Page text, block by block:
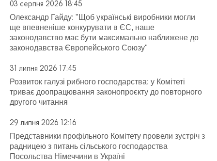
03 серпня 2026 18:45
Олександр Гайду: "Щоб українські виробники могли
ще впевненіше конкурувати в ЄС, наше
законодавство має бути максимально наближене до
законодавства Європейського Союзу"
31 липня 2026 17:45
Розвиток галузі рибного господарства: у Комітеті
триває доопрацювання законопроєкту до повторного
другого читання
29 липня 2026 12:16
Представники профільного Комітету провели зустріч з
радницею з питань сільського господарства
Посольства Німеччини в Україні